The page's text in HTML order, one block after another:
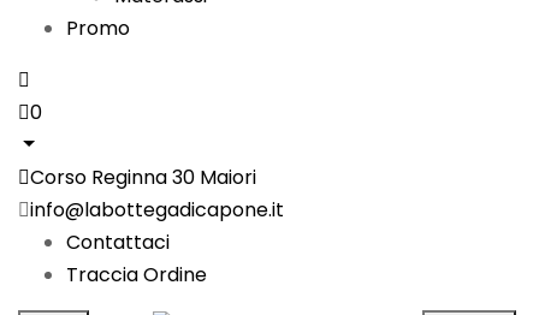
Promo
0
Corso Reginna 30 Maiori
info@labottegadicapone.it
Contattaci
Traccia Ordine